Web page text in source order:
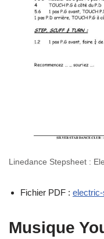
Linedance Stepsheet :
Fichier PDF :
Musique